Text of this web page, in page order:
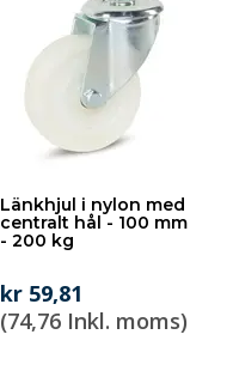
Länkhjul i nylon med
centralt hål - 100 mm
- 200 kg
kr 59,81
(74,76 Inkl. moms)